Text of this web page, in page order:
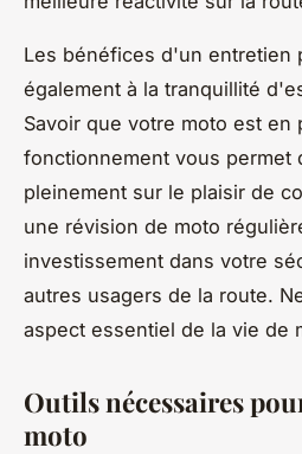
Les bénéfices d'un entretien
également à la tranquillité
Savoir que votre moto est en
fonctionnement vous permet
pleinement sur le plaisir de
une révision de moto
investissement dans votre
autres usagers de la route.
aspect essentiel de la vie de
Outils nécessaires
moto